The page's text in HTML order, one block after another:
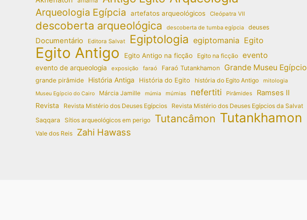
Arqueologia Egípcia artefatos arqueológicos Cleópatra VII
descoberta arqueológica descoberta de tumba egípcia deuses
Documentário Editora Salvat Egiptologia egiptomania Egito
Egito Antigo Egito Antigo na ficção Egito na ficção evento
evento de arqueologia exposição faraó Faraó Tutankhamon Grande Museu Egípcio
grande pirâmide História Antiga História do Egito história do Egito Antigo mitologia
Museu Egípcio do Cairo Márcia Jamille múmia múmias nefertiti Pirâmides Ramses II
Revista Revista Mistério dos Deuses Egípcios
Revista Mistério dos Deuses Egípcios da Salvat
Saqqara Sítios arqueológicos em perigo Tutancâmon Tutankhamon
Vale dos Reis Zahi Hawass